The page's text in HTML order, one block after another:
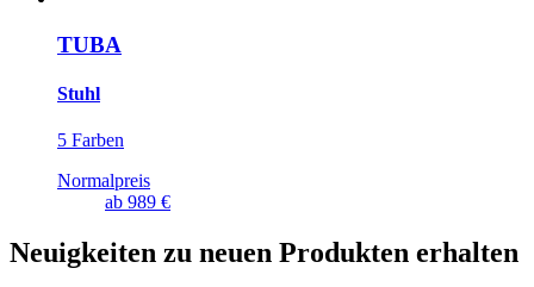
TUBA
Stuhl
5 Farben
Normalpreis
ab 989 €
Neuigkeiten zu neuen Produkten erhalten